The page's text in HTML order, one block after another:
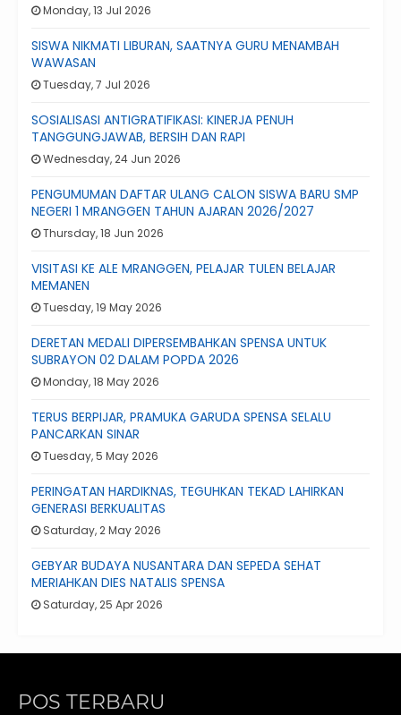
Monday, 13 Jul 2026
SISWA NIKMATI LIBURAN, SAATNYA GURU MENAMBAH
WAWASAN
Tuesday, 7 Jul 2026
SOSIALISASI ANTIGRATIFIKASI: KINERJA PENUH
TANGGUNGJAWAB, BERSIH DAN RAPI
Wednesday, 24 Jun 2026
PENGUMUMAN DAFTAR ULANG CALON SISWA BARU SMP
NEGERI 1 MRANGGEN TAHUN AJARAN 2026/2027
Thursday, 18 Jun 2026
VISITASI KE ALE MRANGGEN, PELAJAR TULEN BELAJAR
MEMANEN
Tuesday, 19 May 2026
DERETAN MEDALI DIPERSEMBAHKAN SPENSA UNTUK
SUBRAYON 02 DALAM POPDA 2026
Monday, 18 May 2026
TERUS BERPIJAR, PRAMUKA GARUDA SPENSA SELALU
PANCARKAN SINAR
Tuesday, 5 May 2026
PERINGATAN HARDIKNAS, TEGUHKAN TEKAD LAHIRKAN
GENERASI BERKUALITAS
Saturday, 2 May 2026
GEBYAR BUDAYA NUSANTARA DAN SEPEDA SEHAT
MERIAHKAN DIES NATALIS SPENSA
Saturday, 25 Apr 2026
POS TERBARU